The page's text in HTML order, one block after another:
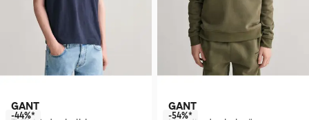
GANT
-44%*
GANT
-54%*